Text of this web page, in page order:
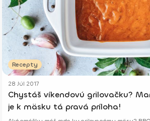
Recepty
28 Júl 2017
Chystáš víkendovú grilovačku?
je k mäsku tá pravá príloha!